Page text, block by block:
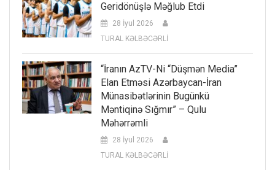
Geridönüşlə Məğlub Etdi
28 İyul 2026
TURAL KƏLBƏCƏRLİ
“İranın AzTV-Ni “düşmən Media”
Elan Etməsi Azərbaycan-İran
Münasibətlərinin Bugünkü
Məntiqinə Sığmır” – Qulu
Məhərrəmli
28 İyul 2026
TURAL KƏLBƏCƏRLİ